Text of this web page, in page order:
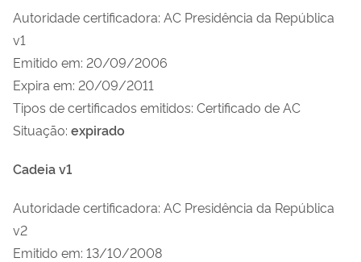
Autoridade certificadora: AC Presidência da República
v1
Emitido em: 20/09/2006
Expira em: 20/09/2011
Tipos de certificados emitidos: Certificado de AC
Situação: expirado
Cadeia v1
Autoridade certificadora: AC Presidência da República
v2
Emitido em: 13/10/2008